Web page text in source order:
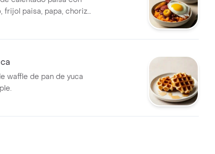
frijol paisa, papa, chorizo
y huevo frito.
waffle de pan de yuca